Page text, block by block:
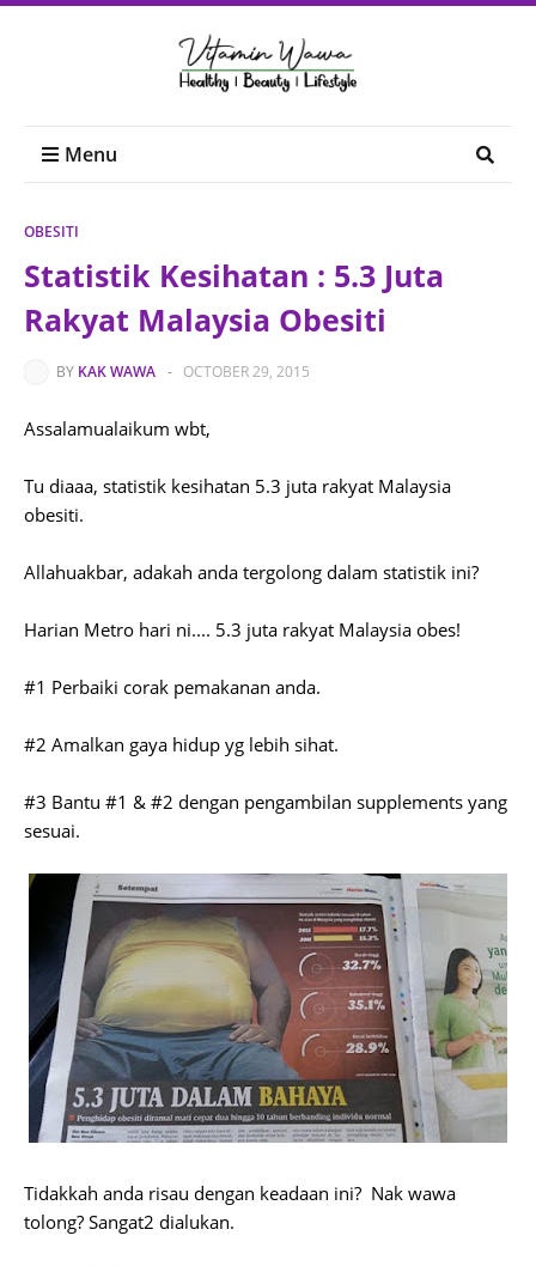
Menu
OBESITI
Statistik Kesihatan : 5.3 Juta
Rakyat Malaysia Obesiti
BY KAK WAWA - OCTOBER 29, 2015
Assalamualaikum wbt,
Tu diaaa, statistik kesihatan 5.3 juta rakyat Malaysia
obesiti.
Allahuakbar, adakah anda tergolong dalam statistik ini?
Harian Metro hari ni.... 5.3 juta rakyat Malaysia obes!
#1 Perbaiki corak pemakanan anda.
#2 Amalkan gaya hidup yg lebih sihat.
#3 Bantu #1 & #2 dengan pengambilan supplements yang
sesuai.
Tidakkah anda risau dengan keadaan ini? Nak wawa
tolong? Sangat2 dialukan.